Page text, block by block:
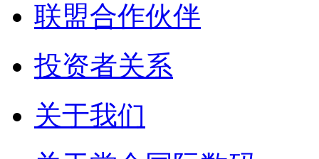
联盟合作伙伴
投资者关系
关于我们